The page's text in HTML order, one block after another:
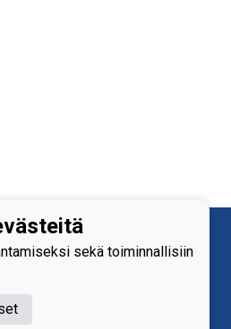
sekä toiminnallisiin